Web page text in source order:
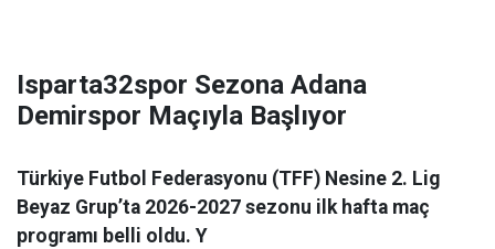
Isparta32spor Sezona Adana
Demirspor Maçıyla Başlıyor
Türkiye Futbol Federasyonu (TFF) Nesine 2. Lig
Beyaz Grup’ta 2026-2027 sezonu ilk hafta maç
programı belli oldu. Y